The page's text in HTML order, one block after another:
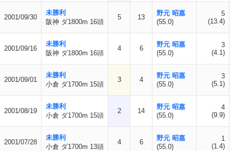
2001/09/30
未勝利
阪神 ダ1800m 16頭
5 13
野元 昭嘉
(55.0)
5
(13.4)
2001/09/16
未勝利
阪神 ダ1800m 16頭
4 6
野元 昭嘉
(55.0)
3
(4.1)
2001/09/01
未勝利
小倉 ダ1700m 15頭
3 4
野元 昭嘉
(55.0)
3
(5.1)
2001/08/19
未勝利
小倉 ダ1700m 15頭
2 14
野元 昭嘉
(55.0)
4
(9.9)
2001/07/28
未勝利
小倉 ダ1700m 13頭
4 6
野元 昭嘉
(55.0)
1
(1.4)